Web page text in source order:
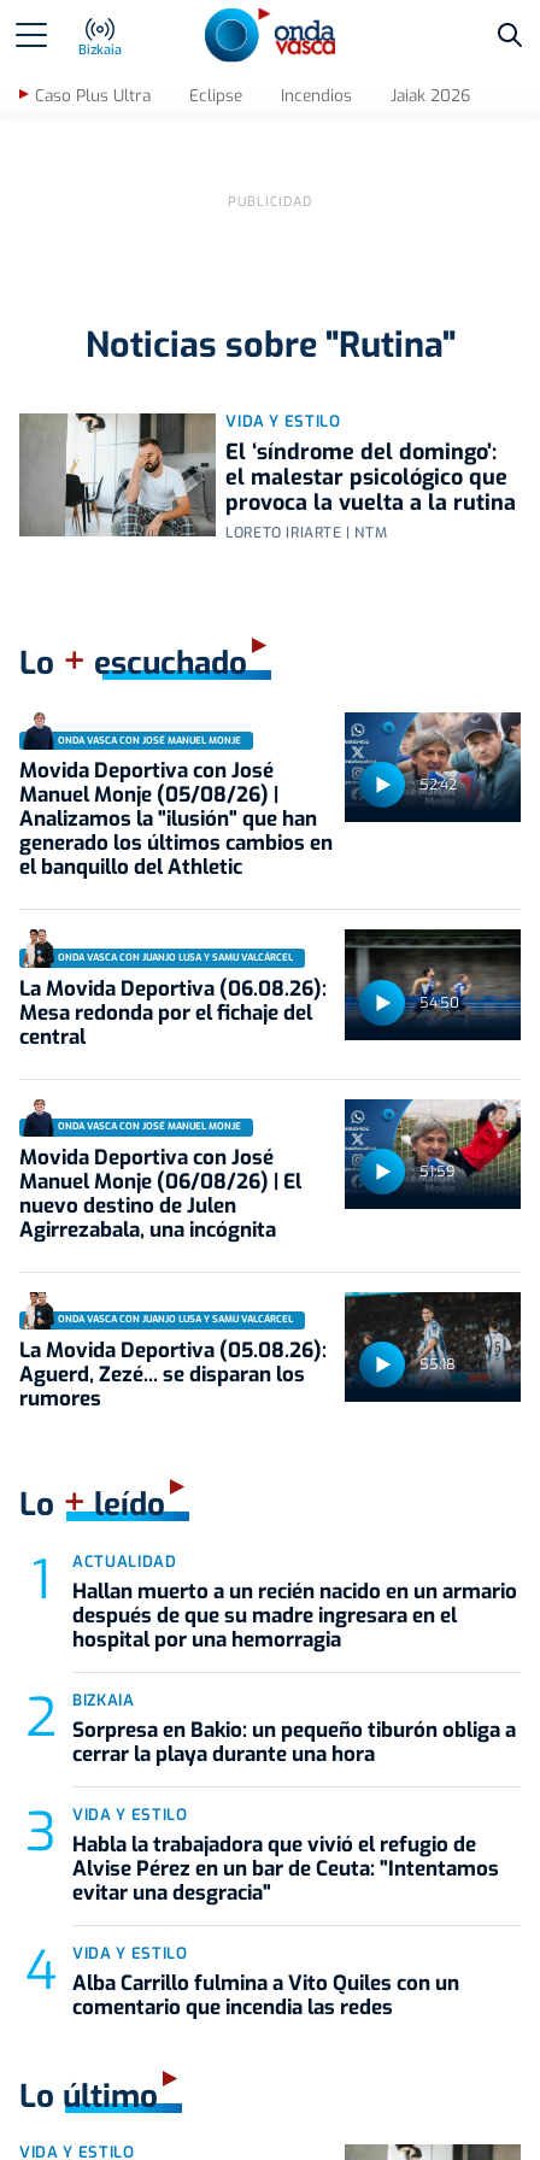
Bizkaia
Caso Plus Ultra Eclipse Incendios Jaiak 2026
Noticias sobre "Rutina"
VIDA Y ESTILO
El ‘síndrome del domingo’:
el malestar psicológico que
provoca la vuelta a la rutina
LORETO IRIARTE | NTM
Lo + escuchado
52:42
ONDA VASCA CON JOSÉ MANUEL MONJE
Movida Deportiva con José
Manuel Monje (05/08/26) |
Analizamos la "ilusión" que han
generado los últimos cambios en
el banquillo del Athletic
54:50
ONDA VASCA CON JUANJO LUSA Y SAMU VALCÁRCEL
La Movida Deportiva (06.08.26):
Mesa redonda por el fichaje del
central
51:59
ONDA VASCA CON JOSÉ MANUEL MONJE
Movida Deportiva con José
Manuel Monje (06/08/26) | El
nuevo destino de Julen
Agirrezabala, una incógnita
55:18
ONDA VASCA CON JUANJO LUSA Y SAMU VALCÁRCEL
La Movida Deportiva (05.08.26):
Aguerd, Zezé... se disparan los
rumores
Lo +leído
ACTUALIDAD
Hallan muerto a un recién nacido en un armario
después de que su madre ingresara en el
hospital por una hemorragia
BIZKAIA
Sorpresa en Bakio: un pequeño tiburón obliga a
cerrar la playa durante una hora
VIDA Y ESTILO
Habla la trabajadora que vivió el refugio de
Alvise Pérez en un bar de Ceuta: "Intentamos
evitar una desgracia"
VIDA Y ESTILO
Alba Carrillo fulmina a Vito Quiles con un
comentario que incendia las redes
Lo último
VIDA Y ESTILO